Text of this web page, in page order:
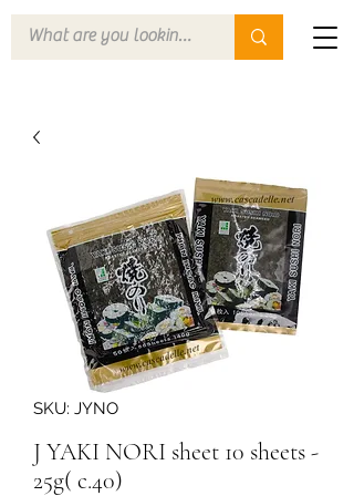
SKU: JYNO
J YAKI NORI sheet 10 sheets -
25g( c.40)